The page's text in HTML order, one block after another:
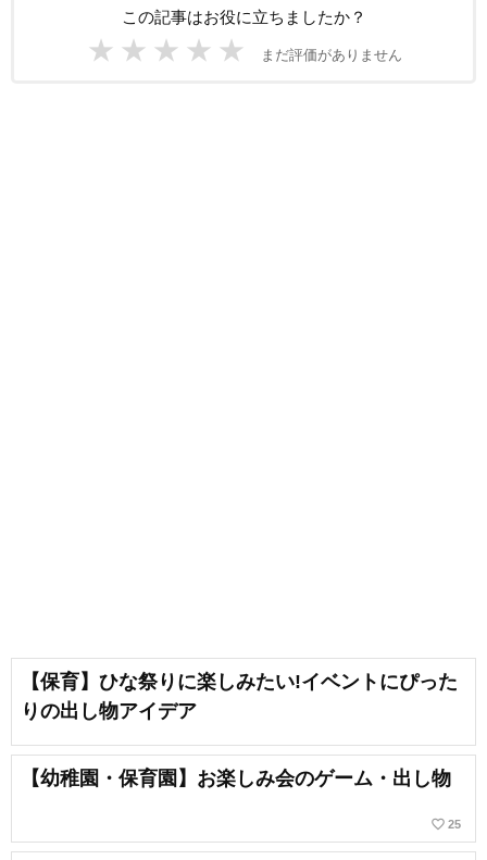
この記事はお役に立ちましたか？
★ ★ ★ ★ ★ まだ評価がありません
【保育】ひな祭りに楽しみたい!イベントにぴった
りの出し物アイデア
【幼稚園・保育園】お楽しみ会のゲーム・出し物
favorite_border 25